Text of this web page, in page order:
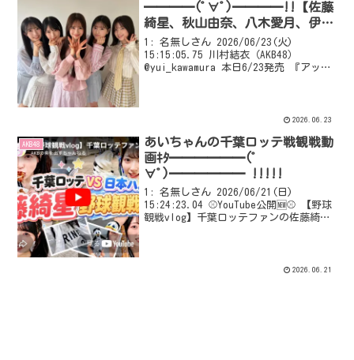
━━━━(ﾟ∀ﾟ)━━━━!!【佐藤
綺星、秋山由奈、八木愛月、伊藤
百花、川村結衣】
1: 名無しさん 2026/06/23(火)
15:15:05.75 川村結衣（AKB48）
@yui_kawamura 本日6/23発売 『アップ
2026.06.23
AKB48
あいちゃんの千葉ロッテ戦観戦動
画ｷﾀ━━━━━━(ﾟ
∀ﾟ)━━━━━━ !!!!!
1: 名無しさん 2026/06/21(日)
15:24:23.04 ⚾YouTube公開🆕⚾ 【野球
観戦vlog】千葉ロッテファンの佐藤綺星
2026.06.21